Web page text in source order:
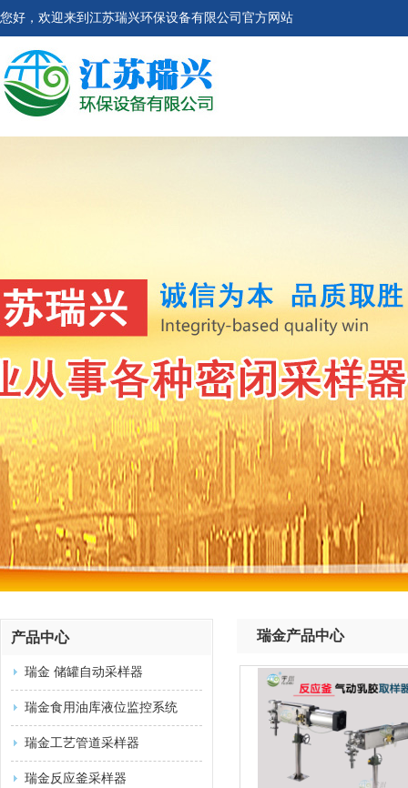
您好，欢迎来到江苏瑞兴环保设备有限公司官方网站
产品中心
瑞金 储罐自动采样器
瑞金食用油库液位监控系统
瑞金工艺管道采样器
瑞金反应釜采样器
瑞金产品中心